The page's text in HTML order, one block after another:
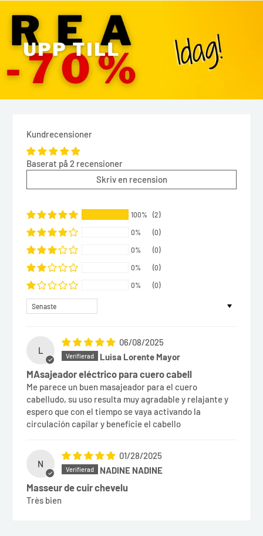
Kundrecensioner
Baserat på 2 recensioner
Skriv en recension
100% (2)
0% (0)
0% (0)
0% (0)
0% (0)
Sort by
L
06/08/2025
Luisa Lorente Mayor
MAsajeador eléctrico para cuero cabell
Me parece un buen masajeador para el cuero
cabelludo, su uso resulta muy agradable y relajante y
espero que con el tiempo se vaya activando la
circulación capilar y beneficie el cabello
N
01/28/2025
NADINE NADINE
Masseur de cuir chevelu
Très bien